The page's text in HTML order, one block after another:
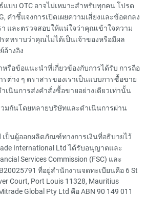
บบ OTC อาจไม่เหมาะสำหรับทุกคน โปรด
คำชี้แจงการเปิดเผยความเสี่ยงและข้อตกลง
และตรวจสอบให้แน่ใจว่าคุณเข้าใจความ
รดทราบว่าคุณไม่ได้เป็นเจ้าของหรือมีผล
างอิง
หรือข้อแนะนำที่เกี่ยวข้องกับการได้รับ การถือ
ต่าง ๆ ตราสารของเราเป็นแบบการซื้อขาย
เนินการส่งคำสั่งซื้อขายอย่างเดียวเท่านั้น
มกันโดยหลายบริษัทและดำเนินการผ่าน
เป็นผู้ออกผลิตภัณฑ์ทางการเงินที่อธิบายไว้
International Ltd ได้รับอนุญาตและ
Services Commission (FSC) และ
ที่อยู่สำนักงานจดทะเบียนคือ 6 St
Court, Port Louis 11328, Mauritius
Global Pty Ltd คือ ABN 90 149 011